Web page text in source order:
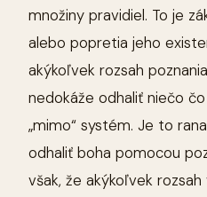
množiny pravidiel. To je
alebo popretia jeho
akýkoľvek rozsah
nedokáže odhaliť niečo
„mimo“ systém. Je to
odhaliť boha pomocou
však, že akýkoľvek